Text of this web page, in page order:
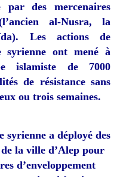
des mercenaires
al-Nusra, la
Les actions de
syrienne ont mené à
islamiste de 7000
de résistance sans
ou trois semaines.
syrienne a déployé des
la ville d’Alep pour
d’enveloppement